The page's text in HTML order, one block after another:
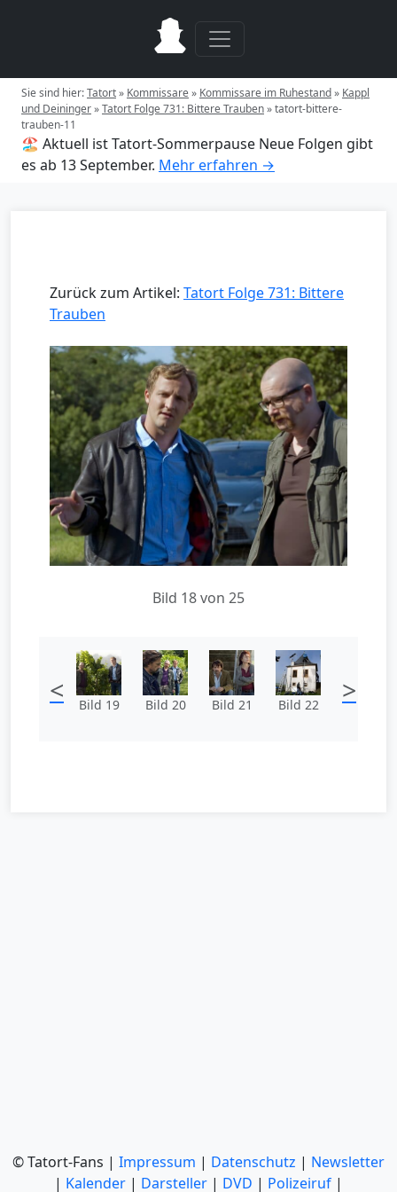
Sie sind hier:Tatort» Kommissare» Kommissare im Ruhestand» Kappl
und Deininger»Tatort Folge 731: Bittere Trauben»tatort-bittere-
trauben-11
🏖️ Aktuell ist Tatort-Sommerpause Neue Folgen gibt
es ab 13 September. Mehr erfahren →
Zurück zum Artikel: Tatort Folge 731: Bittere
Trauben
Bild 18 von 25
< Bild 19 Bild 20 Bild 21 Bild 22 >
© Tatort-Fans | Impressum | Datenschutz | Newsletter
| Kalender | Darsteller | DVD | Polizeiruf |